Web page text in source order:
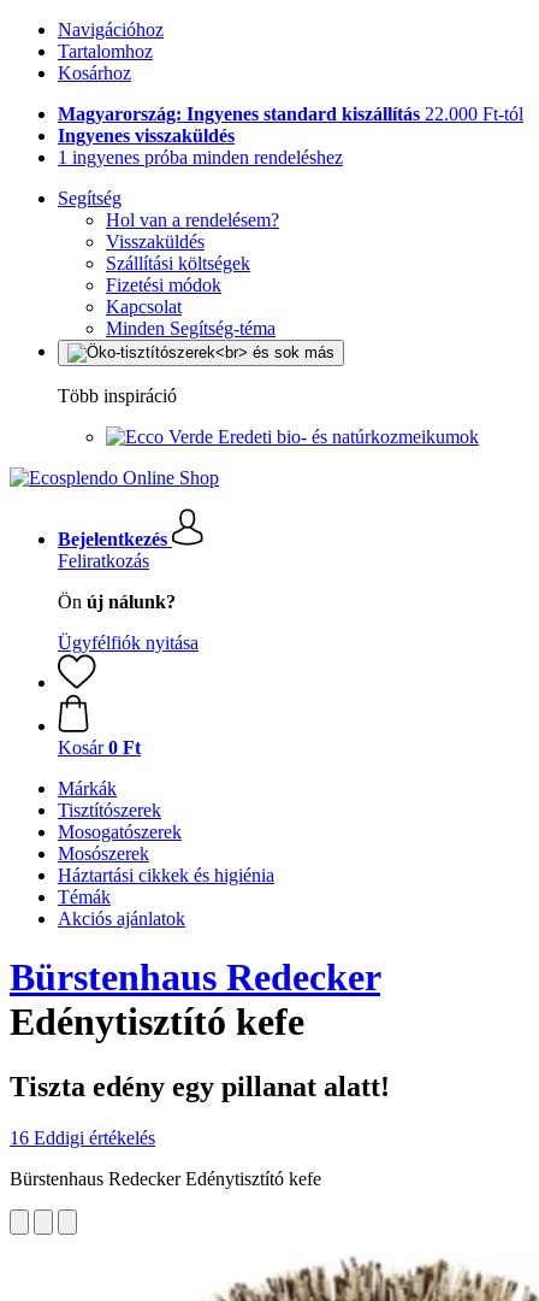
Navigációhoz
Tartalomhoz
Kosárhoz
Magyarország: Ingyenes standard kiszállítás 22.000 Ft-tól
Ingyenes visszaküldés
1 ingyenes próba minden rendeléshez
Segítség
Hol van a rendelésem?
Visszaküldés
Szállítási költségek
Fizetési módok
Kapcsolat
Minden Segítség-téma
Több inspiráció
Eredeti bio- és natúrkozmeikumok
Bejelentkezés
Feliratkozás
Ön új nálunk?
Ügyfélfiók nyitása
Kosár 0 Ft
Márkák
Tisztítószerek
Mosogatószerek
Mosószerek
Háztartási cikkek és higiénia
Témák
Akciós ajánlatok
Bürstenhaus Redecker
Edénytisztító kefe
Tiszta edény egy pillanat alatt!
16 Eddigi értékelés
Bürstenhaus Redecker Edénytisztító kefe